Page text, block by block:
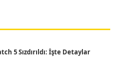
5 Sızdırıldı: İşte Detaylar